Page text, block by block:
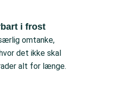
i frost
omtanke,
det ikke skal
alt for længe.